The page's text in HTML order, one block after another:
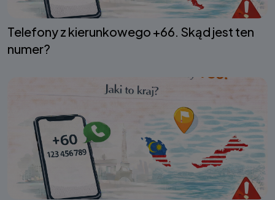
Telefony z kierunkowego +66. Skąd jest ten
numer?